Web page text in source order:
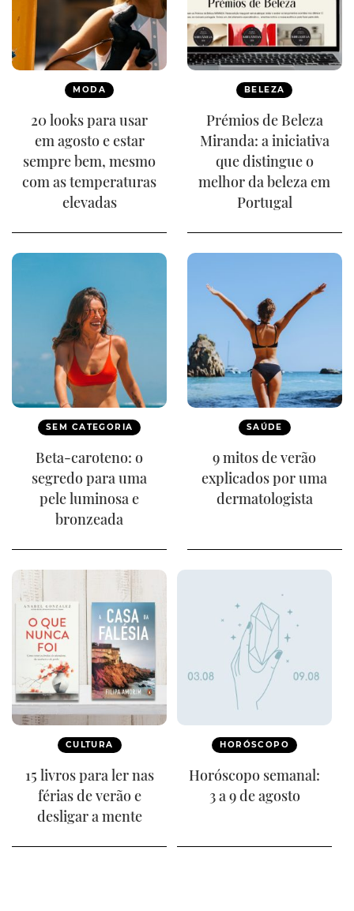
MODA
20 looks para usar
em agosto e estar
sempre bem, mesmo
com as temperaturas
elevadas
BELEZA
Prémios de Beleza
Miranda: a iniciativa
que distingue o
melhor da beleza em
Portugal
SEM CATEGORIA
Beta-caroteno: o
segredo para uma
pele luminosa e
bronzeada
SAÚDE
9 mitos de verão
explicados por uma
dermatologista
CULTURA
15 livros para ler nas
férias de verão e
desligar a mente
HORÓSCOPO
Horóscopo semanal:
3 a 9 de agosto